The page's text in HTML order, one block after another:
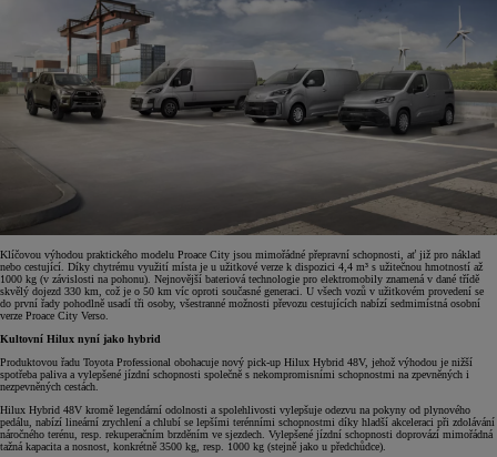
Klíčovou výhodou praktického modelu Proace City jsou mimořádné přepravní schopnosti, ať již pro náklad
nebo cestující. Díky chytrému využití místa je u užitkové verze k dispozici 4,4 m³ s užitečnou hmotností až
1000 kg (v závislosti na pohonu). Nejnovější bateriová technologie pro elektromobily znamená v dané třídě
skvělý dojezd 330 km, což je o 50 km víc oproti současné generaci. U všech vozů v užitkovém provedení se
do první řady pohodlně usadí tři osoby, všestranné možnosti převozu cestujících nabízí sedmimístná osobní
verze Proace City Verso.
Kultovní Hilux nyní jako hybrid
Produktovou řadu Toyota Professional obohacuje nový pick-up Hilux Hybrid 48V, jehož výhodou je nižší
spotřeba paliva a vylepšené jízdní schopnosti společně s nekompromisními schopnostmi na zpevněných i
nezpevněných cestách.
Hilux Hybrid 48V kromě legendární odolnosti a spolehlivosti vylepšuje odezvu na pokyny od plynového
pedálu, nabízí lineární zrychlení a chlubí se lepšími terénními schopnostmi díky hladší akceleraci při zdolávání
náročného terénu, resp. rekuperačním brzděním ve sjezdech. Vylepšené jízdní schopnosti doprovází mimořádná
tažná kapacita a nosnost, konkrétně 3500 kg, resp. 1000 kg (stejně jako u předchůdce).